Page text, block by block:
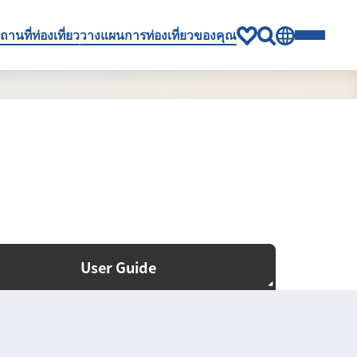
านที่ท่องเที่ยววางแผนการท่องเที่ยวของคุณ
User Guide